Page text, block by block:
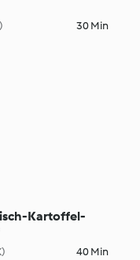
30 Min
Kartoffel-
40 Min